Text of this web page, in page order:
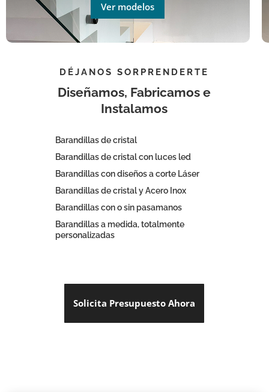
Ver modelos
DÉJANOS SORPRENDERTE
Diseñamos, Fabricamos e
Instalamos
Barandillas de cristal
Barandillas de cristal con luces led
Barandillas con diseños a corte Láser
Barandillas de cristal y Acero Inox
Barandillas con o sin pasamanos
Barandillas a medida, totalmente
personalizadas
Solicita Presupuesto Ahora